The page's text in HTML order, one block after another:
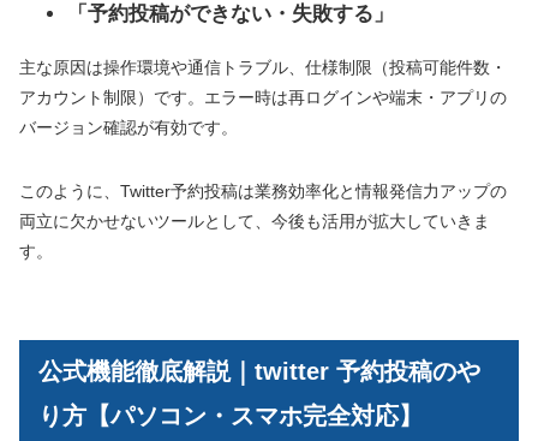
「予約投稿ができない・失敗する」
主な原因は操作環境や通信トラブル、仕様制限（投稿可能件数・
アカウント制限）です。エラー時は再ログインや端末・アプリの
バージョン確認が有効です。
このように、Twitter予約投稿は業務効率化と情報発信力アップの
両立に欠かせないツールとして、今後も活用が拡大していきま
す。
公式機能徹底解説｜twitter 予約投稿のや
り方【パソコン・スマホ完全対応】